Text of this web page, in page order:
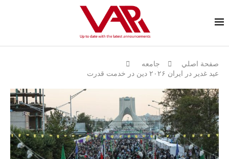
صفحة اصلي
جامعه
عید غدیر در ایران ۲۰۲۶ دین در خدمت قدرت